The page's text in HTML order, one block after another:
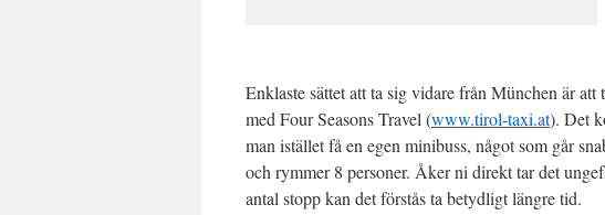
Enklaste sättet att ta sig vidare från München är att
med Four Seasons Travel (www.tirol-taxi.at). Det
man istället få en egen minibuss, något som går
och rymmer 8 personer. Åker ni direkt tar det
antal stopp kan det förstås ta betydligt längre tid.